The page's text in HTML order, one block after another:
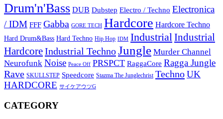
Drum'n'Bass DUB Dubstep Electro / Techno Electronica
/ IDM FFF Gabba GORE TECH Hardcore Hardcore Techno
Hard Drum&Bass Hard Techno Hip Hop IDM IndustrialIndustrial
HardcoreIndustrial TechnoJungle Murder Channel
Neurofunk Noise Peace Off PRSPCT RaggaCore Ragga Jungle
Rave SKULLSTEP Speedcore Stazma The Junglechrist TechnoUK
HARDCORE サイケアウツG
CATEGORY